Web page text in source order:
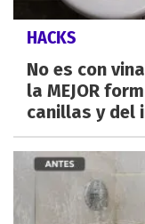
HACKS
No es con
la MEJOR
canillas y del